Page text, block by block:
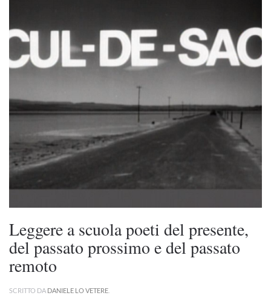
Leggere a scuola poeti del presente,
del passato prossimo e del passato
remoto
SCRITTO DA DANIELE LO VETERE